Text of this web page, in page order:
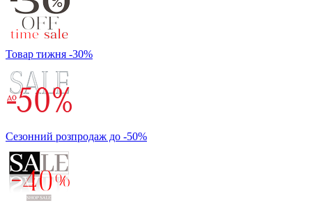
Товар тижня -30%
Сезонний розпродаж до -50%